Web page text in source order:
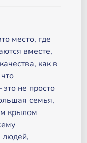
место, где
вместе,
как в
это не просто
семья,
крылом
людей,